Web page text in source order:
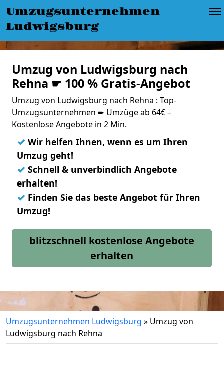
Umzugsunternehmen
Ludwigsburg
Umzug von Ludwigsburg nach
Rehna ☛ 100 % Gratis-Angebot
Umzug von Ludwigsburg nach Rehna : Top-
Umzugsunternehmen ➨ Umzüge ab 64€ –
Kostenlose Angebote in 2 Min.
✓ Wir helfen Ihnen, wenn es um Ihren
Umzug geht!
✓ Schnell & unverbindlich Angebote
erhalten!
✓ Finden Sie das beste Angebot für Ihren
Umzug!
blitzschnell kostenlose Angebote
erhalten
Umzugsunternehmen Ludwigsburg » Umzug von
Ludwigsburg nach Rehna